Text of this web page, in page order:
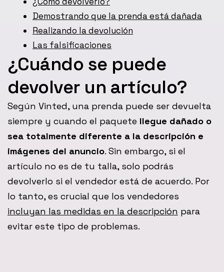
Demostrando que la prenda está dañada
Realizando la devolución
Las falsificaciones
¿Cuándo se puede
devolver un artículo?
Según Vinted, una prenda puede ser devuelta
siempre y cuando el paquete llegue dañado o
sea totalmente diferente a la descripción e
imágenes del anuncio. Sin embargo, si el
artículo no es de tu talla, solo podrás
devolverlo si el vendedor está de acuerdo. Por
lo tanto, es crucial que los vendedores
incluyan las medidas en la descripción para
evitar este tipo de problemas.